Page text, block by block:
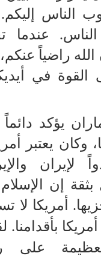
الناس
عندما
راضياً
القوة في
يؤكد
وكان يعتبر
لإيران
إن
أمريكا لا
بأقدامنا.
على